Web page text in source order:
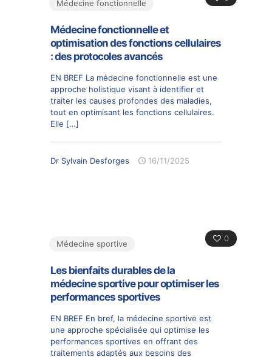
Médecine fonctionnelle
Médecine fonctionnelle et
optimisation des fonctions cellulaires
: des protocoles avancés
EN BREF La médecine fonctionnelle est une
approche holistique visant à identifier et
traiter les causes profondes des maladies,
tout en optimisant les fonctions cellulaires.
Elle […]
Dr Sylvain Desforges 16/11/2025
0
Médecine sportive
Les bienfaits durables de la
médecine sportive pour optimiser les
performances sportives
EN BREF En bref, la médecine sportive est
une approche spécialisée qui optimise les
performances sportives en offrant des
traitements adaptés aux besoins des